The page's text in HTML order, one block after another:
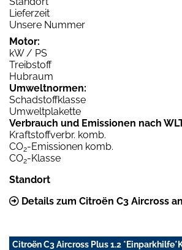
Lieferzeit
Unsere Nummer
Motor:
kW / PS
Treibstoff
Hubraum
Umweltnormen:
Schadstoffklasse
Umweltplakette
Verbrauch und Emissionen nach
Kraftstoffverbr. komb.
CO2-Emissionen komb.
CO2-Klasse
Standort
Details zum Citroën C3 Aircross
Citroën C3 Aircross Plus 1.2